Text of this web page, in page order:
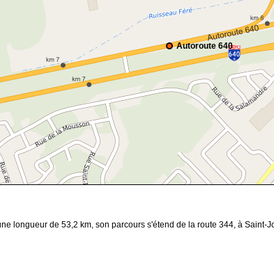
Autoroute 640
longueur de 53,2 km, son parcours s'étend de la route 344, à